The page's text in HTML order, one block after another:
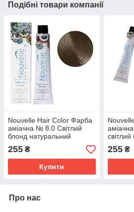
Подібні товари компанії
Nouvelle Hair Color Фарба
аміачна № 8.0 Світлий
блонд натуральний
255 ₴
Купити
255₴
Про нас